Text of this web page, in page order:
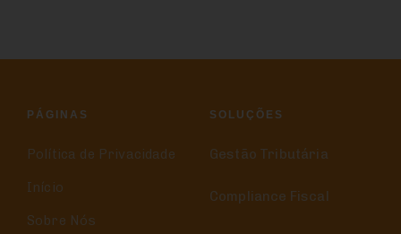
PÁGINAS
Política de Privacidade
Início
Sobre Nós
SOLUÇÕES
Gestão Tributária
Compliance Fiscal